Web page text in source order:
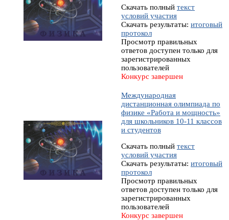
Скачать полный текст
условий участия
Скачать результаты: итоговый
протокол
Просмотр правильных
ответов доступен только для
зарегистрированных
пользователей
Конкурс завершен
Международная
дистанционная олимпиада по
физике «Работа и мощность»
для школьников 10-11 классов
и студентов
Скачать полный текст
условий участия
Скачать результаты: итоговый
протокол
Просмотр правильных
ответов доступен только для
зарегистрированных
пользователей
Конкурс завершен